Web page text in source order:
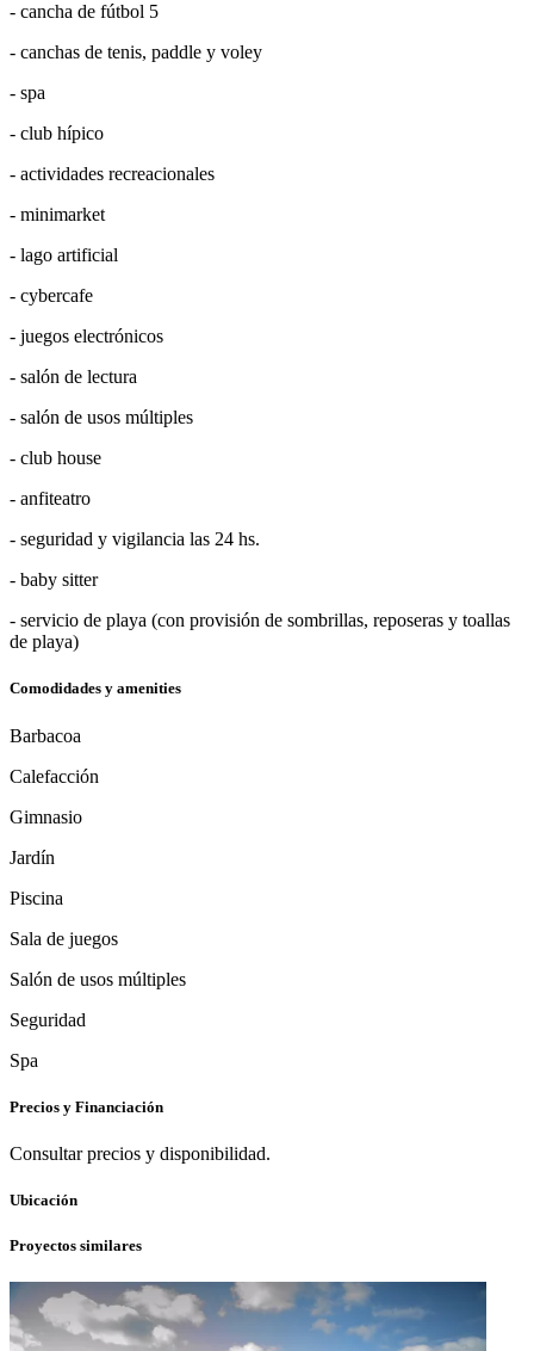
- cancha de fútbol 5
- canchas de tenis, paddle y voley
- spa
- club hípico
- actividades recreacionales
- minimarket
- lago artificial
- cybercafe
- juegos electrónicos
- salón de lectura
- salón de usos múltiples
- club house
- anfiteatro
- seguridad y vigilancia las 24 hs.
- baby sitter
- servicio de playa (con provisión de sombrillas, reposeras y toallas
de playa)
Comodidades y amenities
Barbacoa
Calefacción
Gimnasio
Jardín
Piscina
Sala de juegos
Salón de usos múltiples
Seguridad
Spa
Precios y Financiación
Consultar precios y disponibilidad.
Ubicación
Proyectos similares